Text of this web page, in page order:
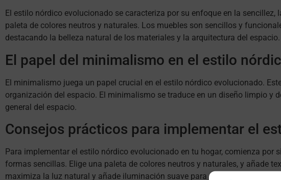
El estilo nórdico evolucionado se caracteriza por su enfoque en la
paleta de colores neutros y naturales. Los muebles son sencillos y
destacando la belleza natural de los materiales y la arquitectura del espacio.
El papel del minimalismo en el estilo
El minimalismo juega un papel crucial en el estilo nórdico evolucionado.
organización del espacio. El minimalismo se traduce en un diseño limpio y
general del espacio.
Consejos prácticos para implementar el
Para implementar el estilo nórdico evolucionado en tu hogar, comienza
formas sencillas. Elige una paleta de colores neutros y naturales, y añade
maximiza la luz natural y añade iluminación suave para crear una atmósfera